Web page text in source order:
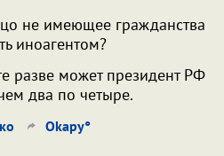
не имеющее гражданства
иноагентом?
разве может президент РФ
два по четыре.
Okapy°